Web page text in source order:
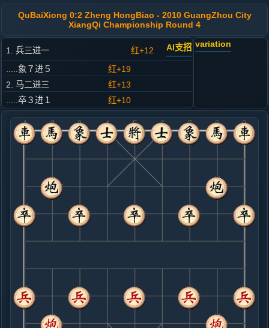
QuBaiXiong 0:2 Zheng HongBiao - 2010 GuangZhou City
XiangQi Championship Round 4
1. 兵三进一 红+12 AI支招
.....象７进５
红+19
2. 马二进三
红+13
.....卒３进１
红+10
3. 相七进五
红+6
.....马２进３
红+7
4. 马八进六
红+9
.....马８进７
红+40
5. 车九平七
红+50
.....卒７进１
6. 兵三进一
红+320
.....象５进７
红+515
7. 兵七进一
红+350
8. 车七进四
红+143
马三进四
.....马３进４
红+101
9. 车七进一
红+17
炮二进四
.....砲８进２
variation